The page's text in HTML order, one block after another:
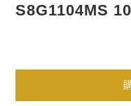
S8G1104MS